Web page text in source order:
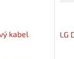
kabel
LG